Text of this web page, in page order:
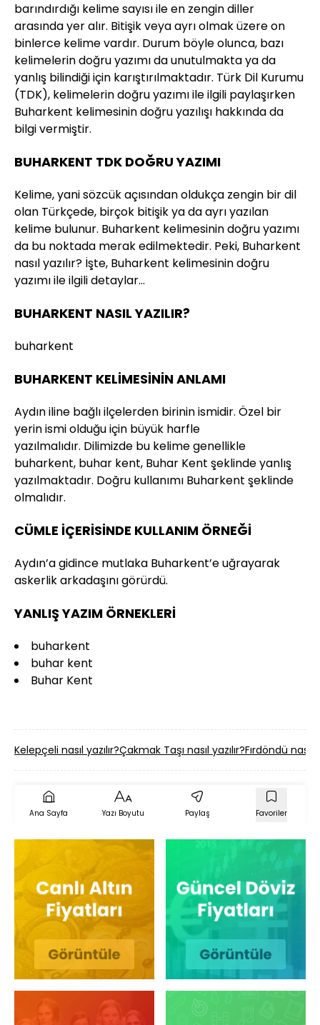
barındırdığı kelime sayısı ile en zengin diller
arasında yer alır. Bitişik veya ayrı olmak üzere on
binlerce kelime vardır. Durum böyle olunca, bazı
kelimelerin doğru yazımı da unutulmakta ya da
yanlış bilindiği için karıştırılmaktadır. Türk Dil Kurumu
(TDK), kelimelerin doğru yazımı ile ilgili paylaşırken
Buharkent kelimesinin doğru yazılışı hakkında da
bilgi vermiştir.
BUHARKENT TDK DOĞRU YAZIMI
Kelime, yani sözcük açısından oldukça zengin bir dil
olan Türkçede, birçok bitişik ya da ayrı yazılan
kelime bulunur. Buharkent kelimesinin doğru yazımı
da bu noktada merak edilmektedir. Peki, Buharkent
nasıl yazılır? İşte, Buharkent kelimesinin doğru
yazımı ile ilgili detaylar…
BUHARKENT NASIL YAZILIR?
buharkent
BUHARKENT KELİMESİNİN ANLAMI
Aydın iline bağlı ilçelerden birinin ismidir. Özel bir
yerin ismi olduğu için büyük harfle
yazılmalıdır. Dilimizde bu kelime genellikle
buharkent, buhar kent, Buhar Kent şeklinde yanlış
yazılmaktadır. Doğru kullanımı Buharkent şeklinde
olmalıdır.
CÜMLE İÇERİSİNDE KULLANIM ÖRNEĞİ
Aydın’a gidince mutlaka Buharkent’e uğrayarak
askerlik arkadaşını görürdü.
YANLIŞ YAZIM ÖRNEKLERİ
buharkent
buhar kent
Buhar Kent
Kelepçeli nasıl yazılır?Çakmak Taşı nasıl yazılır?Fırdöndü nasıl
Ana Sayfa Yazı Boyutu Paylaş Favoriler